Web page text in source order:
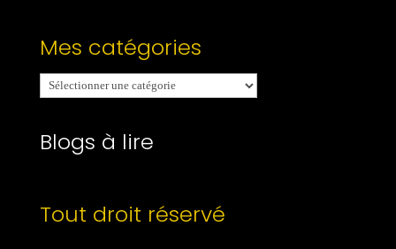
Mes catégories
Mes
catégories
Blogs à lire
Tout droit réservé